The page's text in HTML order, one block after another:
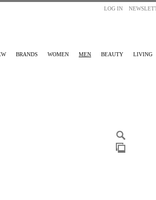
LOG IN
BRANDS WOMEN MEN BEAUTY LIVING